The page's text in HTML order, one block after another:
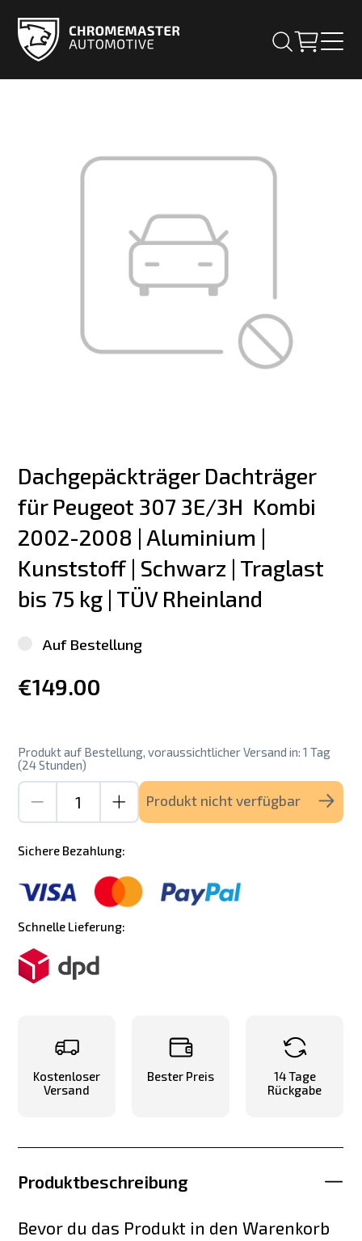
Dachgepäckträger Dachträger
für Peugeot 307 3E/3H  Kombi
2002-2008 | Aluminium |
Kunststoff | Schwarz | Traglast
bis 75 kg | TÜV Rheinland
Auf Bestellung
€149.00
Produkt auf Bestellung, voraussichtlicher Versand in: 1 Tag
(24 Stunden)
Produkt nicht verfügbar
Sichere Bezahlung:
Schnelle Lieferung:
Kostenloser
Versand
Bester Preis
14 Tage
Rückgabe
Produktbeschreibung
Bevor du das Produkt in den Warenkorb